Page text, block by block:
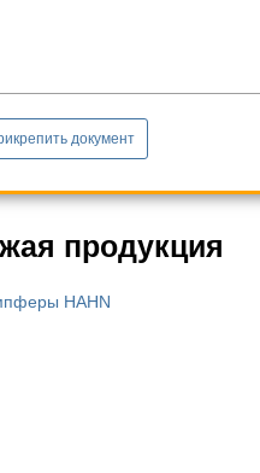
документ
продукция
HAHN